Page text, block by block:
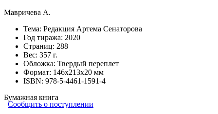
Мавричева А.
Тема: Редакция Артема Сенаторова
Год тиража: 2020
Страниц: 288
Вес: 357 г.
Обложка: Твердый переплет
Формат: 146х213х20 мм
ISBN: 978-5-4461-1591-4
Бумажная книга
Сообщить о поступлении